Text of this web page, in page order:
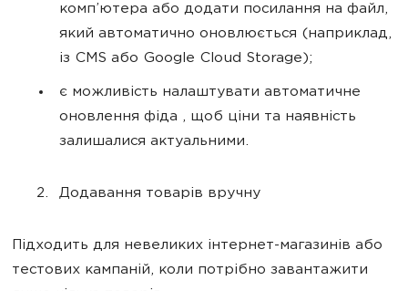
комп’ютера або додати посилання на файл,
який автоматично оновлюється (наприклад,
із CMS або Google Cloud Storage);
є можливість налаштувати автоматичне
оновлення фіда , щоб ціни та наявність
залишалися актуальними.
Додавання товарів вручну
Підходить для невеликих інтернет-магазинів або
тестових кампаній, коли потрібно завантажити